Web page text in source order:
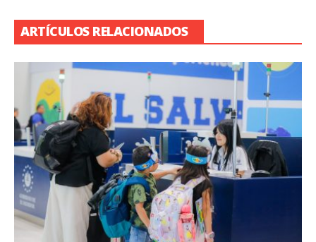
ARTÍCULOS RELACIONADOS